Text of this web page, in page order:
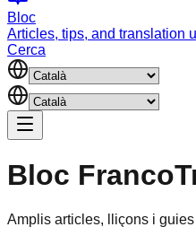
Bloc
Articles, tips, and translation
Cerca
Bloc
Amplis articles, lliçons i